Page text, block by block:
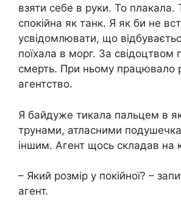
взяти себе в руки. То плакала.
спокійна як танк. Я як би не
усвідомлювати, що
поїхала в морг. За свідоцтвом
смерть. При ньому працювало
агентство.
Я байдуже тикала пальцем в
трунами, атласними
іншим. Агент щось складав на
– Який розмір у покійної? –
агент.